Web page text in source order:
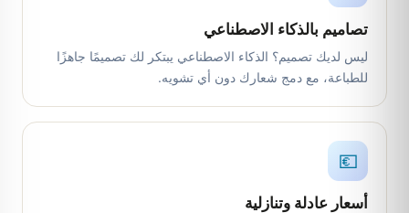
تصاميم بالذكاء الاصطناعي
ليس لديك تصميم؟ الذكاء الاصطناعي يبتكر لك تصميمًا جاهزًا
للطباعة، مع دمج شعارك دون أي تشويه.
💶
أسعار عادلة وتنازلية